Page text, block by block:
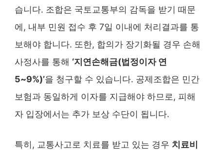
습니다. 조합은 국토교통부의 감독을 받기 때문
에, 내부 민원 접수 후 7일 이내에 처리결과를 통
보해야 합니다. 또한, 합의가 장기화될 경우 손해
사정사를 통해 ‘지연손해금(법정이자 연
5~9%)’을 청구할 수 있습니다. 공제조합은 민간
보험과 동일하게 이자를 지급해야 하므로, 피해
자 입장에서는 추가 보상 수단이 됩니다.
특히, 교통사고로 치료를 받고 있는 경우 치료비